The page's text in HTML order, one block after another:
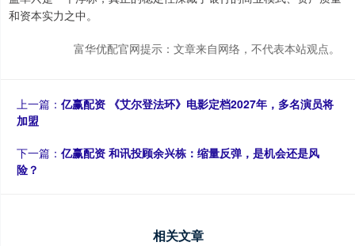
和资本实力之中。
富华优配官网提示：文章来自网络，不代表本站观点。
上一篇： 亿赢配资 《艾尔登法环》电影定档2027年，多名演员将
加盟
下一篇： 亿赢配资 和讯投顾余兴栋：缩量反弹，是机会还是风
险？
相关文章